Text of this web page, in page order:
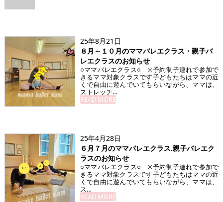
25年8月21日
８月～１０月のママバレエクラス・親子バ
レエクラスのお知らせ
○ママバレエクラス○ ※予約制子連れで参加で
きるママ対象クラスです子どもたちはママの近
くで自由に遊んでいてもらいながら、ママは、
ストレッチ…
READ MORE
25年4月28日
６月７月のママバレエクラス.親子バレエク
ラスのお知らせ
○ママバレエクラス○ ※予約制子連れで参加で
きるママ対象クラスです子どもたちはママの近
くで自由に遊んでいてもらいながら、ママは、
ス…
READ MORE